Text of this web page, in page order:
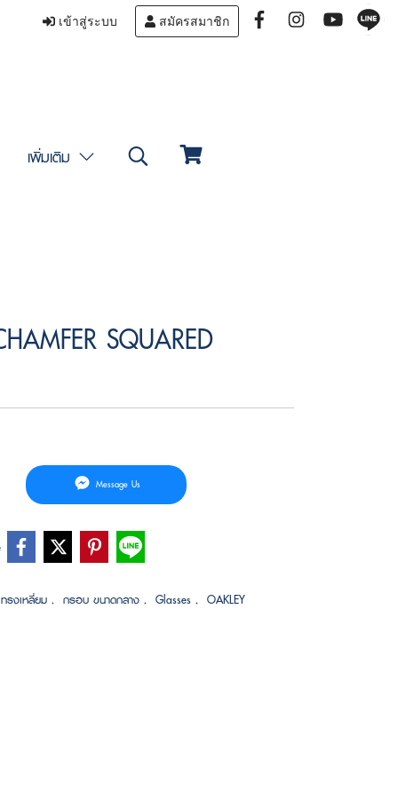
เข้าสู่ระบบ สมัครสมาชิก
เพิ่มเติม
SQUARED
Message Us
รงเหลี่ยม , กรอบ ขนาดกลาง , Glasses , OAKLEY